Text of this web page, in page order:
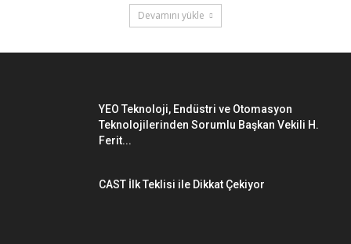
Devamını yükle
YEO Teknoloji, Endüstri ve Otomasyon
Teknolojilerinden Sorumlu Başkan Vekili H.
Ferit...
CAST İlk Teklisi ile Dikkat Çekiyor